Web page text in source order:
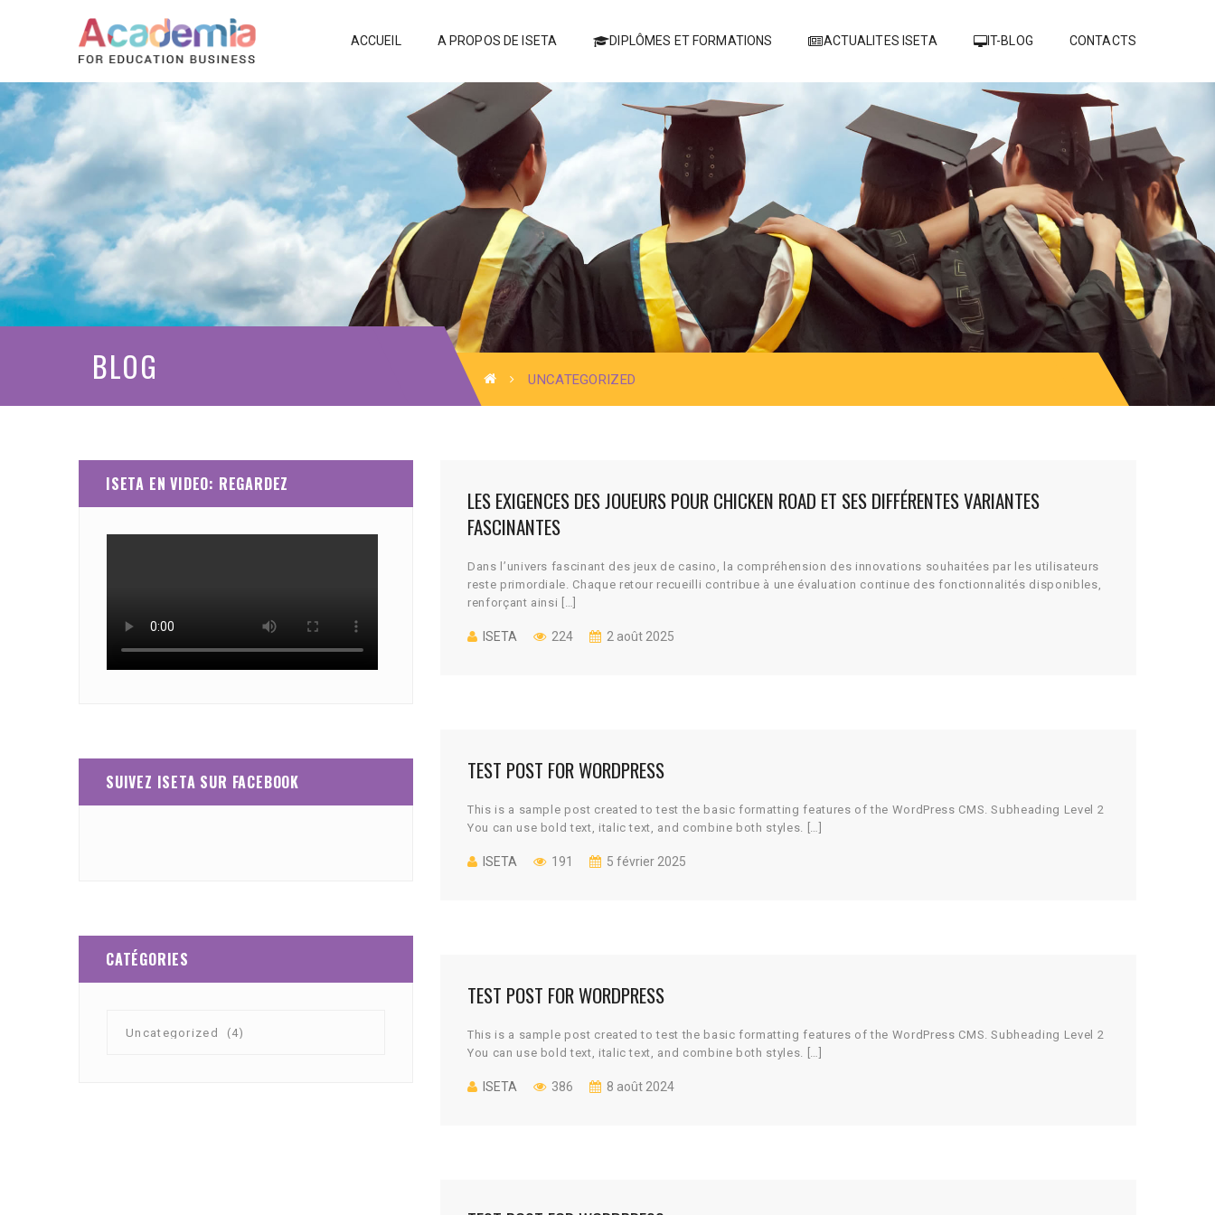
ACCUEIL A PROPOS DE ISETA DIPLÔMES ET FORMATIONS ACTUALITES ISETA IT-BLOG CONTACTS
BLOG UNCATEGORIZED
ISETA EN VIDEO: REGARDEZ
SUIVEZ ISETA SUR FACEBOOK
CATÉGORIES
LES EXIGENCES DES JOUEURS POUR CHICKEN ROAD ET SES DIFFÉRENTES VARIANTES
FASCINANTES
Dans l’univers fascinant des jeux de casino, la compréhension des innovations souhaitées par les utilisateurs
reste primordiale. Chaque retour recueilli contribue à une évaluation continue des fonctionnalités disponibles,
renforçant ainsi […]
ISETA 224 2 août 2025
TEST POST FOR WORDPRESS
This is a sample post created to test the basic formatting features of the WordPress CMS. Subheading Level 2
You can use bold text, italic text, and combine both styles. […]
ISETA 191 5 février 2025
TEST POST FOR WORDPRESS
This is a sample post created to test the basic formatting features of the WordPress CMS. Subheading Level 2
You can use bold text, italic text, and combine both styles. […]
ISETA 386 8 août 2024